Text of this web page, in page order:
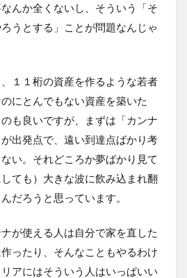
んか全くないし、そういう「そ
うとする」ことが問題なんじゃ
１１桁の資産を作るような若者
にとんでもない資産を築いた
も良いですが、まずは「カンナ
出発点で、遠い到達点ばかり考
い。それどころか夢ばかり見て
ても）大きな波に飲み込まれ翻
だろうと思っています。
が使える人は自分で家を直した
ったり、そんなこともやるわけ
アにはそういう人はいっぱいい